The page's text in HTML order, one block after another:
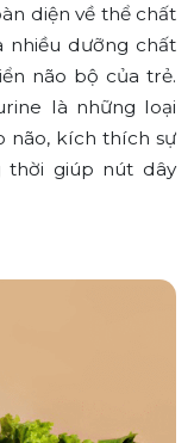
diện về thể chất
nhiều dưỡng chất
não bộ của trẻ.
là những loại
não, kích thích sự
thời giúp nút dây